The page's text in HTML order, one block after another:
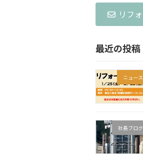
リフ
最近の投稿
ニュース
社長ブログ